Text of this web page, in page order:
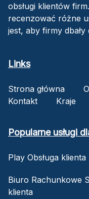
obsługi klientów
recenzować różne
jest, aby firmy
Links
Strona główna
Kontakt
Kraje
Popularne usługi
Play Obsługa klienta
Biuro Rachunkowe
klienta